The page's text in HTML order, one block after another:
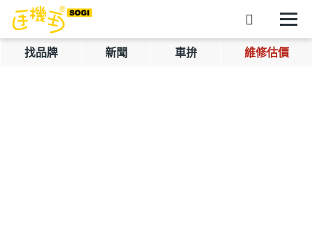
找品牌 新聞 車拚 維修估價